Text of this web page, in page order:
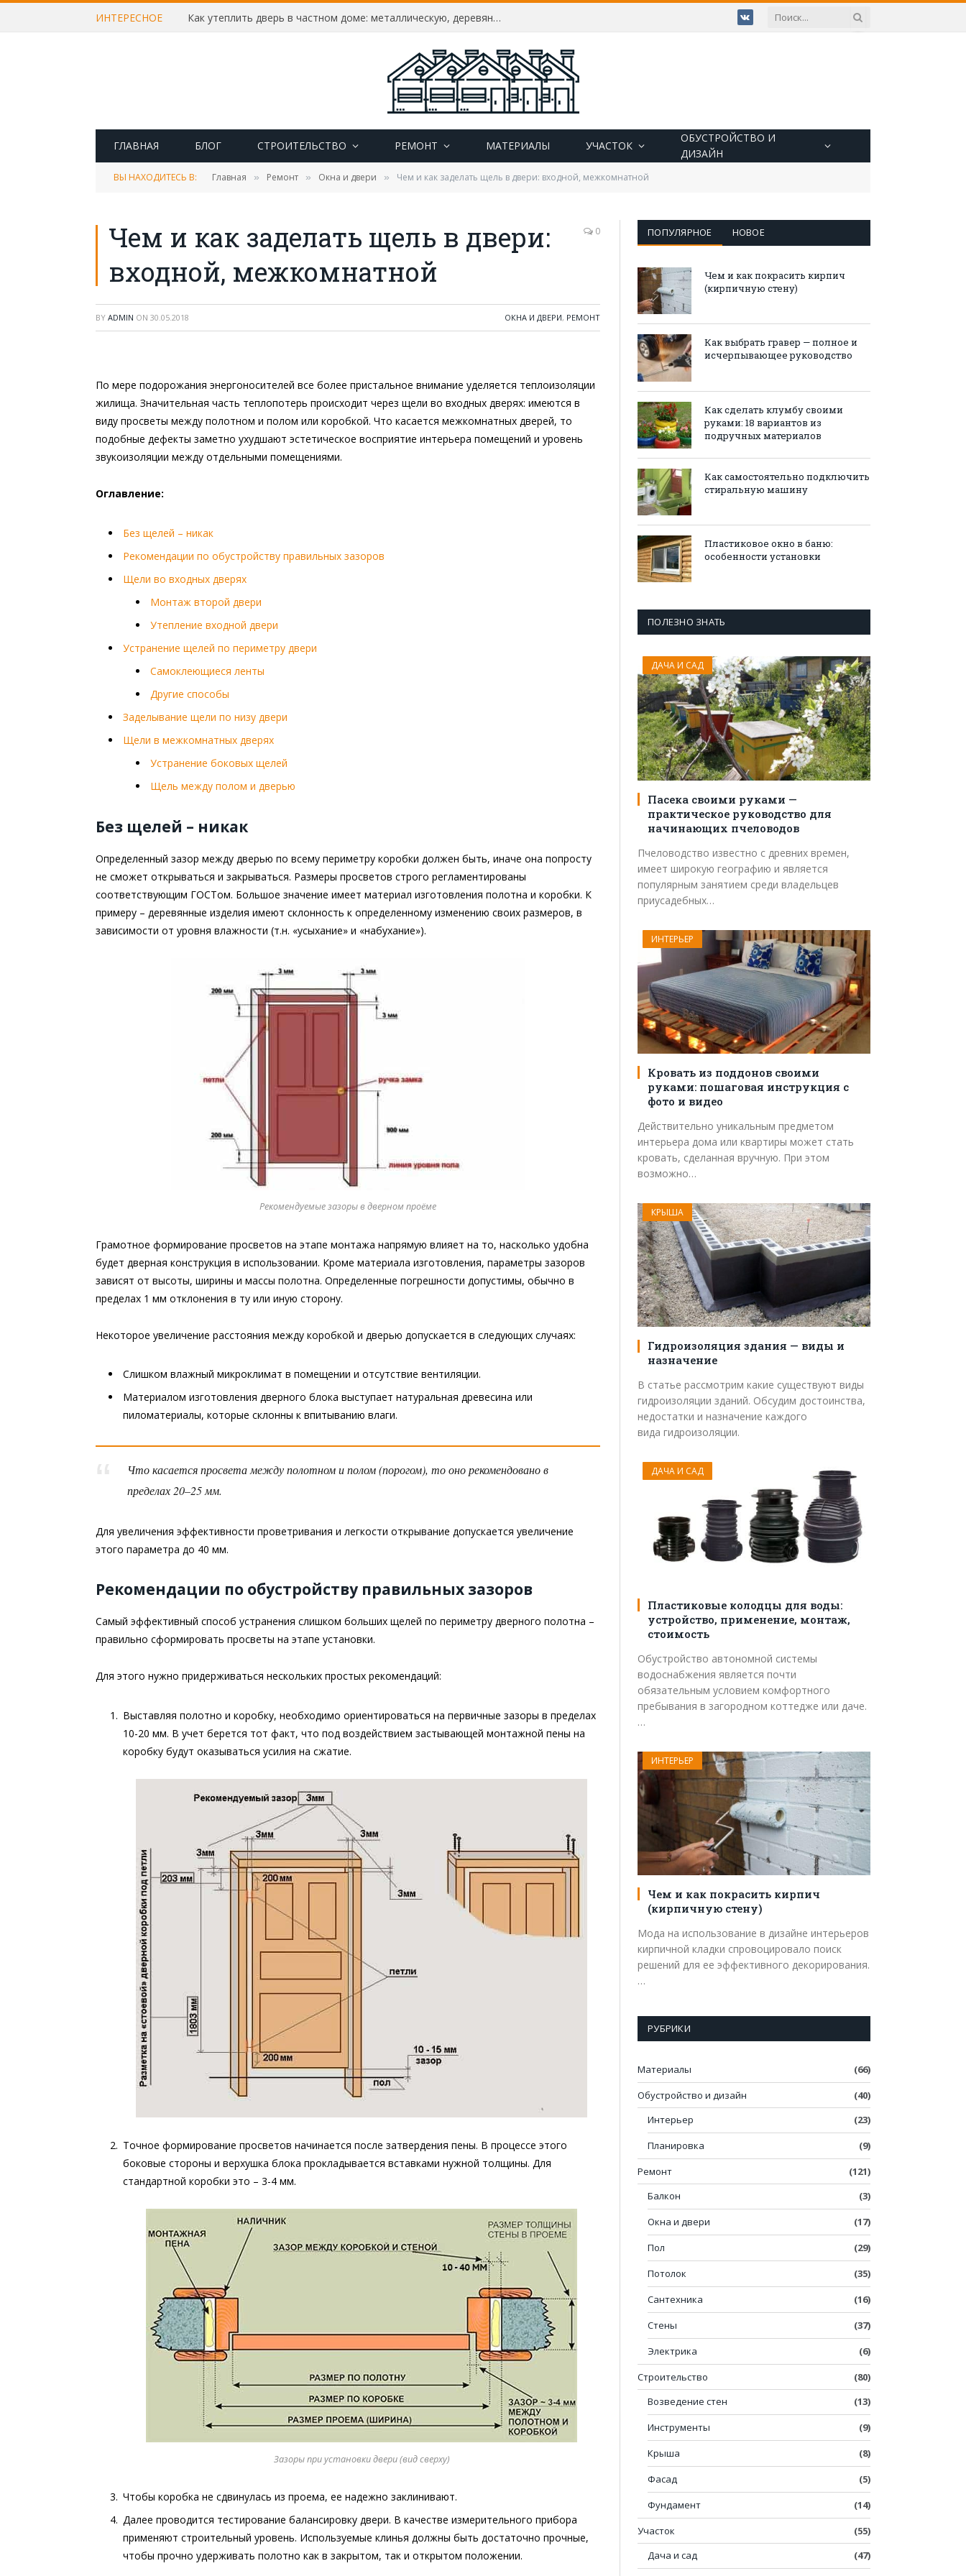
ИНТЕРЕСНОЕ Как утеплить дверь в частном доме: металлическую, деревянную, пластиковую, утепление своими руками VKontakte
ГЛАВНАЯ БЛОГ СТРОИТЕЛЬСТВО РЕМОНТ МАТЕРИАЛЫ УЧАСТОК
ОБУСТРОЙСТВО И
ДИЗАЙН
ВЫ НАХОДИТЕСЬ В: Главная » Ремонт » Окна и двери » Чем и как заделать щель в двери: входной, межкомнатной
Чем и как заделать щель в двери:
входной, межкомнатной
0
BY ADMIN ON 30.05.2018 ОКНА И ДВЕРИ, РЕМОНТ
По мере подорожания энергоносителей все более пристальное внимание уделяется теплоизоляции
жилища. Значительная часть теплопотерь происходит через щели во входных дверях: имеются в
виду просветы между полотном и полом или коробкой. Что касается межкомнатных дверей, то
подобные дефекты заметно ухудшают эстетическое восприятие интерьера помещений и уровень
звукоизоляции между отдельными помещениями.
Оглавление:
Без щелей – никак
Рекомендации по обустройству правильных зазоров
Щели во входных дверях
Монтаж второй двери
Утепление входной двери
Устранение щелей по периметру двери
Самоклеющиеся ленты
Другие способы
Заделывание щели по низу двери
Щели в межкомнатных дверях
Устранение боковых щелей
Щель между полом и дверью
Без щелей – никак
Определенный зазор между дверью по всему периметру коробки должен быть, иначе она попросту
не сможет открываться и закрываться. Размеры просветов строго регламентированы
соответствующим ГОСТом. Большое значение имеет материал изготовления полотна и коробки. К
примеру – деревянные изделия имеют склонность к определенному изменению своих размеров, в
зависимости от уровня влажности (т.н. «усыхание» и «набухание»).
Рекомендуемые зазоры в дверном проёме
Грамотное формирование просветов на этапе монтажа напрямую влияет на то, насколько удобна
будет дверная конструкция в использовании. Кроме материала изготовления, параметры зазоров
зависят от высоты, ширины и массы полотна. Определенные погрешности допустимы, обычно в
пределах 1 мм отклонения в ту или иную сторону.
Некоторое увеличение расстояния между коробкой и дверью допускается в следующих случаях:
Слишком влажный микроклимат в помещении и отсутствие вентиляции.
Материалом изготовления дверного блока выступает натуральная древесина или
пиломатериалы, которые склонны к впитыванию влаги.
Что касается просвета между полотном и полом (порогом), то оно рекомендовано в
пределах 20–25 мм.
Для увеличения эффективности проветривания и легкости открывание допускается увеличение
этого параметра до 40 мм.
Рекомендации по обустройству правильных зазоров
Самый эффективный способ устранения слишком больших щелей по периметру дверного полотна –
правильно сформировать просветы на этапе установки.
Для этого нужно придерживаться нескольких простых рекомендаций:
Выставляя полотно и коробку, необходимо ориентироваться на первичные зазоры в пределах
10-20 мм. В учет берется тот факт, что под воздействием застывающей монтажной пены на
коробку будут оказываться усилия на сжатие.
Точное формирование просветов начинается после затвердения пены. В процессе этого
боковые стороны и верхушка блока прокладывается вставками нужной толщины. Для
стандартной коробки это – 3-4 мм.
Зазоры при установки двери (вид сверху)
Чтобы коробка не сдвинулась из проема, ее надежно заклинивают.
Далее проводится тестирование балансировку двери. В качестве измерительного прибора
применяют строительный уровень. Используемые клинья должны быть достаточно прочные,
чтобы прочно удерживать полотно как в закрытом, так и открытом положении.
ПОПУЛЯРНОЕ НОВОЕ
Чем и как покрасить кирпич
(кирпичную стену)
Как выбрать гравер — полное и
исчерпывающее руководство
Как сделать клумбу своими
руками: 18 вариантов из
подручных материалов
Как самостоятельно подключить
стиральную машину
Пластиковое окно в баню:
особенности установки
ПОЛЕЗНО ЗНАТЬ
ДАЧА И САД
Пасека своими руками —
практическое руководство для
начинающих пчеловодов
Пчеловодство известно с древних времен,
имеет широкую географию и является
популярным занятием среди владельцев
приусадебных…
ИНТЕРЬЕР
Кровать из поддонов своими
руками: пошаговая инструкция с
фото и видео
Действительно уникальным предметом
интерьера дома или квартиры может стать
кровать, сделанная вручную. При этом
возможно…
КРЫША
Гидроизоляция здания — виды и
назначение
В статье рассмотрим какие существуют виды
гидроизоляции зданий. Обсудим достоинства,
недостатки и назначение каждого
вида гидроизоляции.
ДАЧА И САД
Пластиковые колодцы для воды:
устройство, применение, монтаж,
стоимость
Обустройство автономной системы
водоснабжения является почти
обязательным условием комфортного
пребывания в загородном коттедже или даче.
…
ИНТЕРЬЕР
Чем и как покрасить кирпич
(кирпичную стену)
Мода на использование в дизайне интерьеров
кирпичной кладки спровоцировало поиск
решений для ее эффективного декорирования.
…
РУБРИКИ
Материалы
(66)
Обустройство и дизайн
(40)
Интерьер
(23)
Планировка
(9)
Ремонт
(121)
Балкон
(3)
Окна и двери
(17)
Пол
(29)
Потолок
(35)
Сантехника
(16)
Стены
(37)
Электрика
(6)
Строительство
(80)
Возведение стен
(13)
Инструменты
(9)
Крыша
(8)
Фасад
(5)
Фундамент
(14)
Участок
(55)
Дача и сад
(47)